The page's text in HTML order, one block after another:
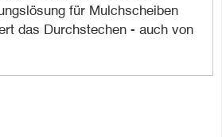
für Mulchscheiben
das Durchstechen - auch von